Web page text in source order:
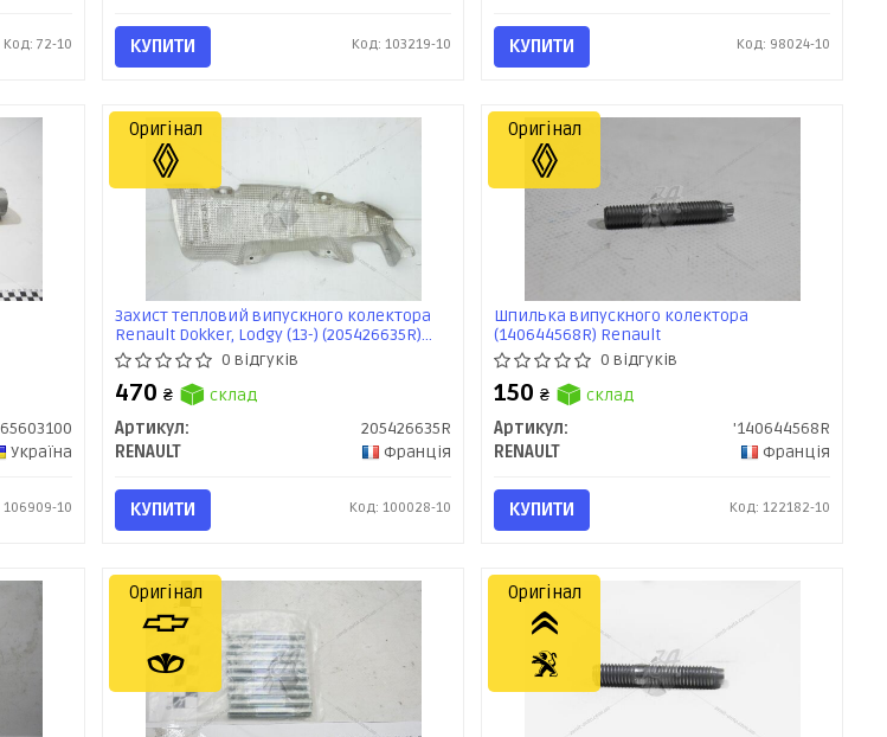
Код: 72-10 КУПИТИ Код: 103219-10 КУПИТИ Код: 98024-10
Україна
106909-10
Захист тепловий випускного колектора
Renault Dokker, Lodgy (13-) (205426635R)
Renault
0 відгуків
470₴
склад
Артикул:
205426635R
RENAULT
Франція
КУПИТИ Код: 100028-10
Оригінал
Шпилька випускного колектора
(140644568R) Renault
0 відгуків
150₴
склад
Артикул:
'140644568R
RENAULT
Франція
КУПИТИ Код: 122182-10
Оригінал
Оригінал Оригінал